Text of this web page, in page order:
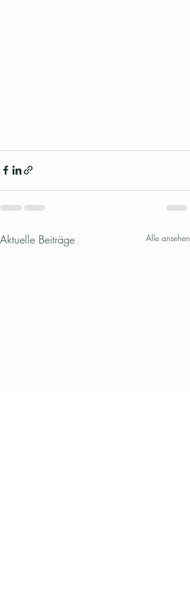
Aktuelle Beiträge Alle ansehen